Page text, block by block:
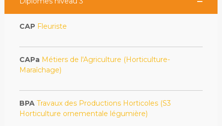
CAP Fleuriste
CAPa Métiers de l'Agriculture (Horticulture-
Maraîchage)
BPA Travaux des Productions Horticoles (S3
Horticulture ornementale légumière)